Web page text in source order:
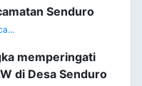
Senduro
memperingati
di Desa Senduro